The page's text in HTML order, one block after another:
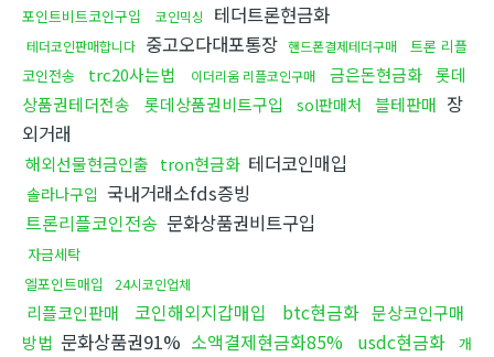
포인트비트코인구입
코인믹싱 테더트론현금화
테더코인판매합니다 중고오다대포통장 핸드폰결제테더구매
트론 리플
코인전송
trc20사는법 이더리움 리플코인구매 금은돈현금화 롯데
상품권테더전송
롯데상품권비트구입 sol판매처 블테판매 장
외거래
해외선물현금인출 tron현금화 테더코인매입
솔라나구입 국내거래소fds증빙
트론리플코인전송 문화상품권비트구입
자금세탁
엘포인트매입
24시코인업체
리플코인판매 코인해외지갑매입 btc현금화 문상코인구매
방법 문화상품권91% 소액결제현금화85% usdc현금화
개